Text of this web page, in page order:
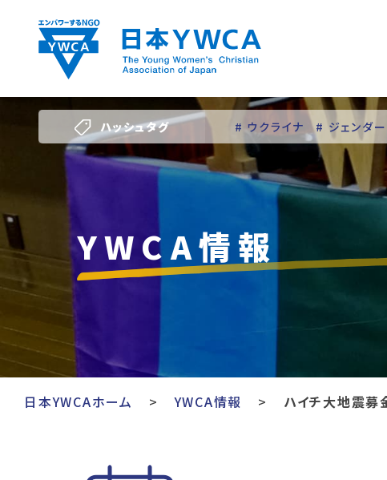
content
ハッシュタグ # ウクライナ # ジェンダー
# 若い女性のリーダーシッ
YWCA情報
日本YWCAホーム YWCA情報 ハイチ大地震募